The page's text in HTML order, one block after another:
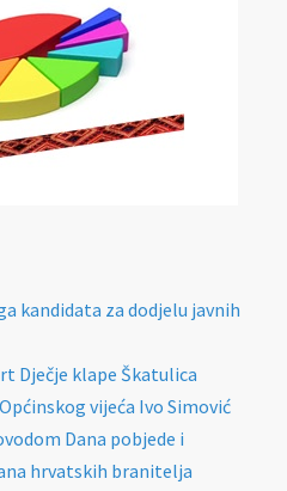
kandidata za dodjelu javnih
Dječje klape Škatulica
vijeća Ivo Simović
Dana pobjede i
hrvatskih branitelja